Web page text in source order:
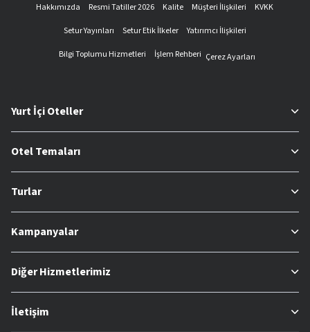
Hakkımızda Resmi Tatiller 2026 Kalite Müşteri İlişkileri
KVKK
Setur Yayınları
Setur Etik İlkeler
Yatırımcı İlişkileri
Bilgi Toplumu Hizmetleri
İşlem Rehberi Çerez Ayarları
Yurt İçi Oteller
Otel Temaları
Turlar
Kampanyalar
Diğer Hizmetlerimiz
İletişim